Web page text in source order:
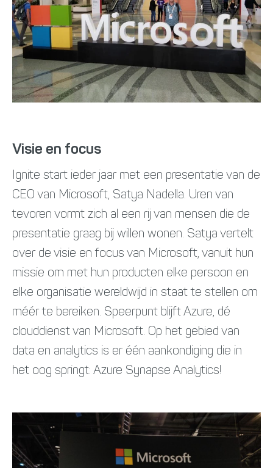
Visie en focus
Ignite start ieder jaar met een presentatie van de
CEO van Microsoft, Satya Nadella. Uren van
tevoren vormt zich al een rij van mensen die de
presentatie graag bij willen wonen. Satya vertelt
over de visie en focus van Microsoft, vanuit hun
missie om met hun producten elke persoon en
elke organisatie wereldwijd in staat te stellen om
méér te bereiken. Speerpunt blijft Azure, dé
clouddienst van Microsoft. Op het gebied van
data en analytics is er één aankondiging die in
het oog springt: Azure Synapse Analytics!